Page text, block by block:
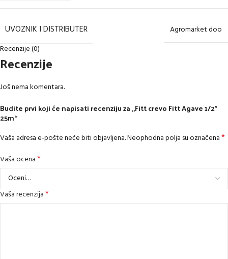
UVOZNIK I DISTRIBUTER
Agromarket doo
Recenzije (0)
Recenzije
Još nema komentara.
Budite prvi koji će napisati recenziju za „Fitt crevo Fitt Agave 1/2″
25m“
Vaša adresa e-pošte neće biti objavljena.Neophodna polja su označena*
Vaša ocena*
Vaša recenzija*